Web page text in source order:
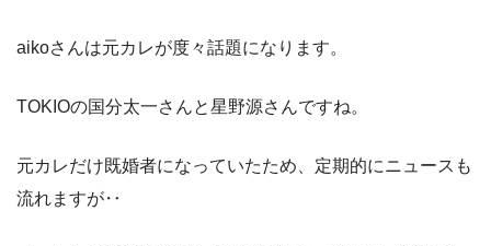
aikoさんは元カレが度々話題になります。
TOKIOの国分太一さんと星野源さんですね。
元カレだけ既婚者になっていたため、定期的にニュースも
流れますが‥